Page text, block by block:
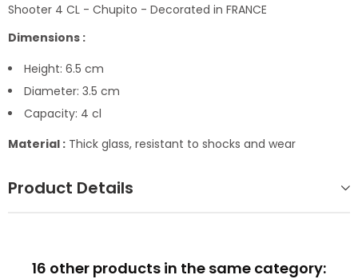
Shooter 4 CL - Chupito - Decorated in FRANCE
Dimensions :
Height: 6.5 cm
Diameter: 3.5 cm
Capacity: 4 cl
Material : Thick glass, resistant to shocks and wear
Product Details
16 other products in the same category: